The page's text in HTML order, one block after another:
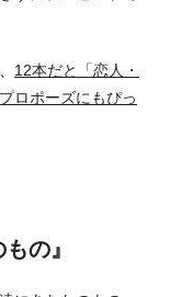
12本だと「恋人・
ロポーズにもぴっ
の』